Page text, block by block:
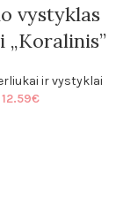
vystyklas
„Koralinis”
ir vystyklai
12.59€